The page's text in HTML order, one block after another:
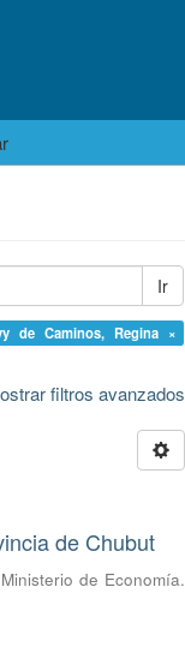
Ir
de Caminos, Regina ×
filtros avanzados
de Chubut
Ministerio de Economía.